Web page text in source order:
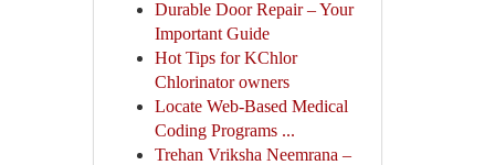
Durable Door Repair – Your
Important Guide
Hot Tips for KChlor
Chlorinator owners
Locate Web-Based Medical
Coding Programs ...
Trehan Vriksha Neemrana –